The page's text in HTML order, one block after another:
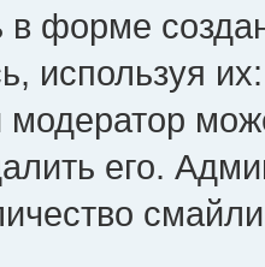
в форме
используя
его.